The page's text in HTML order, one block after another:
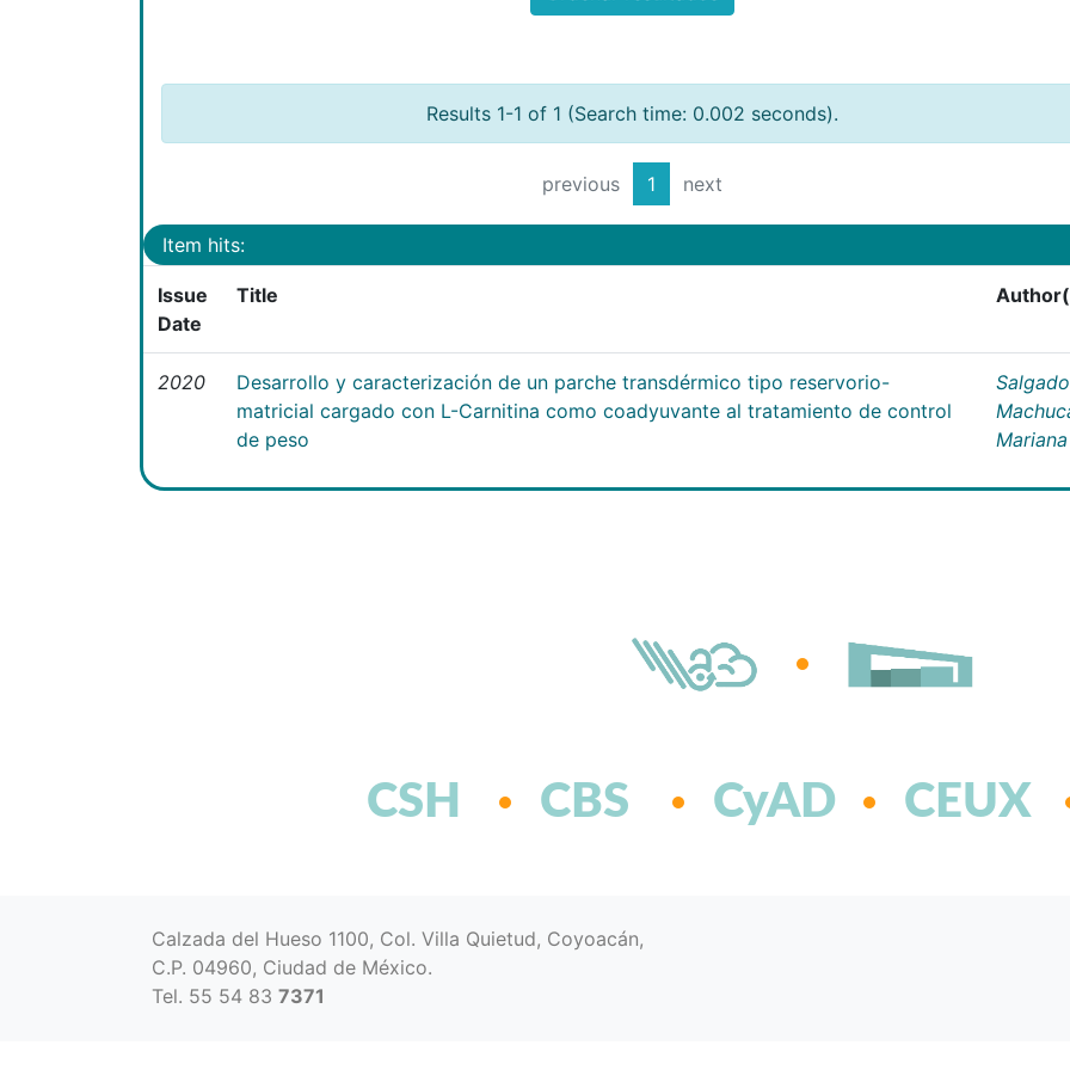
Results 1-1 of 1 (Search time: 0.002 seconds).
previous 1 next
Item hits:
Issue
Date
Title
2020
Desarrollo y caracterización de un parche transdérmico tipo reservorio-
matricial cargado con L-Carnitina como coadyuvante al tratamiento de control
de peso
Salgado
Mariana
CSH CBS CyAD CEUX
Calzada del Hueso 1100, Col. Villa Quietud, Coyoacán,
C.P. 04960, Ciudad de México.
Tel. 55 54 83 7371